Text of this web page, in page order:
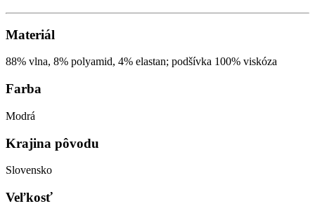
Materiál
88% vlna, 8% polyamid, 4% elastan; podšívka 100% viskóza
Farba
Modrá
Krajina pôvodu
Slovensko
Veľkosť